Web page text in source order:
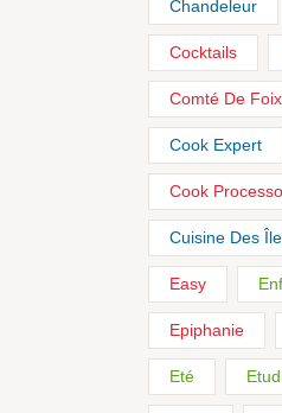
Chandeleur
Cocktails
Comté De Foix
Cook Expert
Cook
Cuisine Des
Easy
Epiphanie
Eté